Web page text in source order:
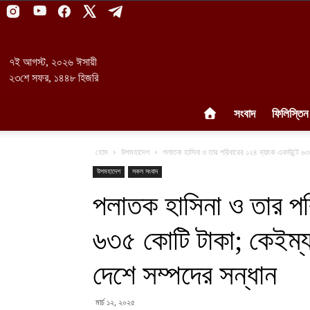
৭ই আগস্ট, ২০২৬ ঈসায়ী
২৩শে সফর, ১৪৪৮ হিজরি
সংবাদ ফিলিস্তিন
হোম উপমহাদেশ পলাতক হাসিনা ও তার পরিবারের ১২৪ ব্যাংক একাউন্টে
উপমহাদেশ সকল সংবাদ
পলাতক হাসিনা ও তার
৬৩৫ কোটি টাকা;
দেশে সম্পদের সন্ধান
মার্চ ১২, ২০২৫